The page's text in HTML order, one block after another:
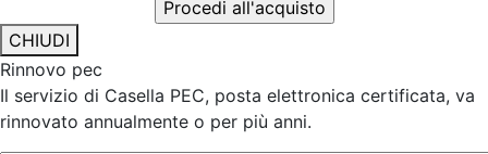
CHIUDI
Rinnovo pec
Il servizio di Casella PEC, posta elettronica certificata, va
rinnovato annualmente o per più anni.